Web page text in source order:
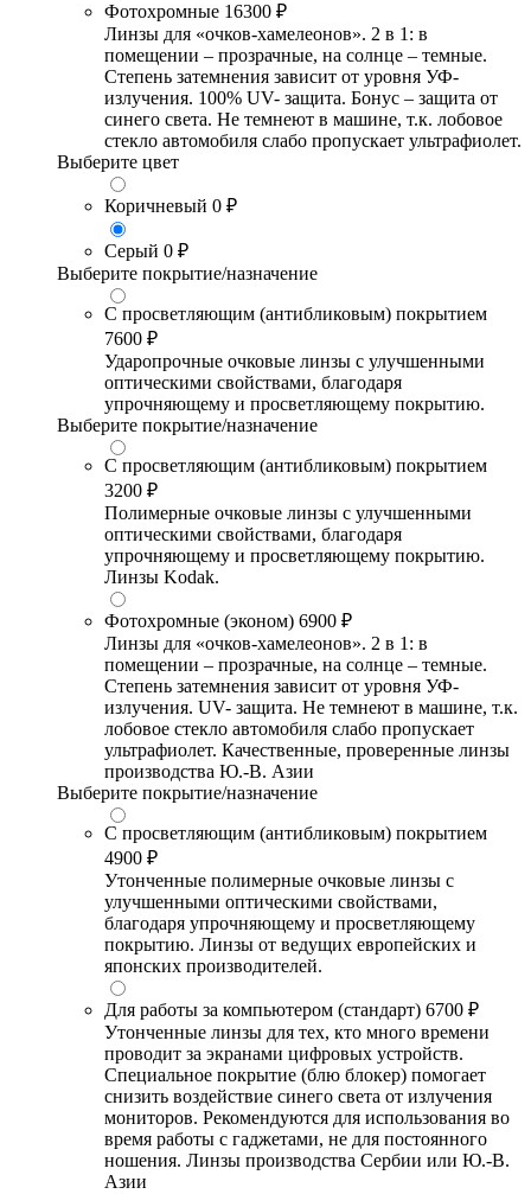
Фотохромные 16300 ₽
Линзы для «очков-хамелеонов». 2 в 1: в
помещении – прозрачные, на солнце – темные.
Степень затемнения зависит от уровня УФ-
излучения. 100% UV- защита. Бонус – защита от
синего света. Не темнеют в машине, т.к. лобовое
стекло автомобиля слабо пропускает ультрафиолет.
Выберите цвет
Коричневый 0 ₽
Серый 0 ₽
Выберите покрытие/назначение
С просветляющим (антибликовым) покрытием
7600 ₽
Ударопрочные очковые линзы с улучшенными
оптическими свойствами, благодаря
упрочняющему и просветляющему покрытию.
Выберите покрытие/назначение
С просветляющим (антибликовым) покрытием
3200 ₽
Полимерные очковые линзы с улучшенными
оптическими свойствами, благодаря
упрочняющему и просветляющему покрытию.
Линзы Kodak.
Фотохромные (эконом) 6900 ₽
Линзы для «очков-хамелеонов». 2 в 1: в
помещении – прозрачные, на солнце – темные.
Степень затемнения зависит от уровня УФ-
излучения. UV- защита. Не темнеют в машине, т.к.
лобовое стекло автомобиля слабо пропускает
ультрафиолет. Качественные, проверенные линзы
производства Ю.-В. Азии
Выберите покрытие/назначение
С просветляющим (антибликовым) покрытием
4900 ₽
Утонченные полимерные очковые линзы с
улучшенными оптическими свойствами,
благодаря упрочняющему и просветляющему
покрытию. Линзы от ведущих европейских и
японских производителей.
Для работы за компьютером (стандарт) 6700 ₽
Утонченные линзы для тех, кто много времени
проводит за экранами цифровых устройств.
Специальное покрытие (блю блокер) помогает
снизить воздействие синего света от излучения
мониторов. Рекомендуются для использования во
время работы с гаджетами, не для постоянного
ношения. Линзы производства Сербии или Ю.-В.
Азии